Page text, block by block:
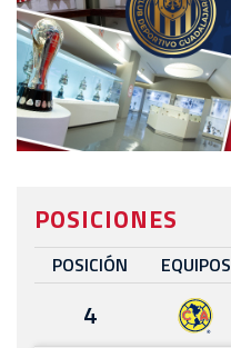
POSICIONES
POSICIÓN EQUIPOS
4